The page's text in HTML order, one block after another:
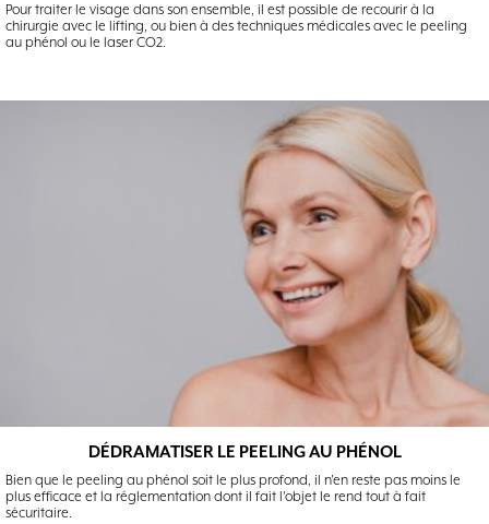
Pour traiter le visage dans son ensemble, il est possible de recourir à la
chirurgie avec le lifting, ou bien à des techniques médicales avec le peeling
au phénol ou le laser CO2.
DÉDRAMATISER LE PEELING AU PHÉNOL
Bien que le peeling au phénol soit le plus profond, il n'en reste pas moins le
plus efficace et la réglementation dont il fait l'objet le rend tout à fait
sécuritaire.